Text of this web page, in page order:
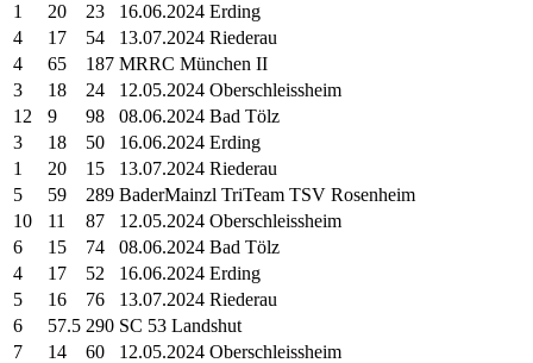
1
20 23
16.06.2024 Erding
4
17 54
13.07.2024 Riederau
4
65 187 MRRC München II
3
18 24
12.05.2024 Oberschleissheim
12
9 98
08.06.2024 Bad Tölz
3
18 50
16.06.2024 Erding
1
20 15
13.07.2024 Riederau
5
59 289 BaderMainzl TriTeam TSV Rosenheim
10
11 87
12.05.2024 Oberschleissheim
6
15 74
08.06.2024 Bad Tölz
4
17 52
16.06.2024 Erding
5
16 76
13.07.2024 Riederau
6
57.5 290 SC 53 Landshut
7
14 60
12.05.2024 Oberschleissheim